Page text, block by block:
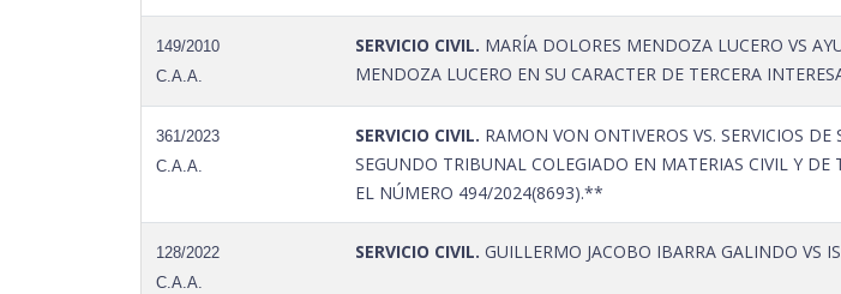
149/2010
C.A.A.
SERVICIO CIVIL. MARÍA DOLORES MENDOZA LUCERO VS
MENDOZA LUCERO EN SU CARACTER DE TERCERA
361/2023
C.A.A.
SERVICIO CIVIL. RAMON VON ONTIVEROS VS. SERVICIOS
SEGUNDO TRIBUNAL COLEGIADO EN MATERIAS CIVIL Y
EL NÚMERO 494/2024(8693).**
128/2022
C.A.A.
SERVICIO CIVIL. GUILLERMO JACOBO IBARRA GALINDO VS